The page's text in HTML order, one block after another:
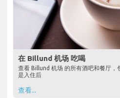
在 Billund 机场 吃喝
查看 Billund 机场 的所有酒吧和餐厅，
是入住后
查看...